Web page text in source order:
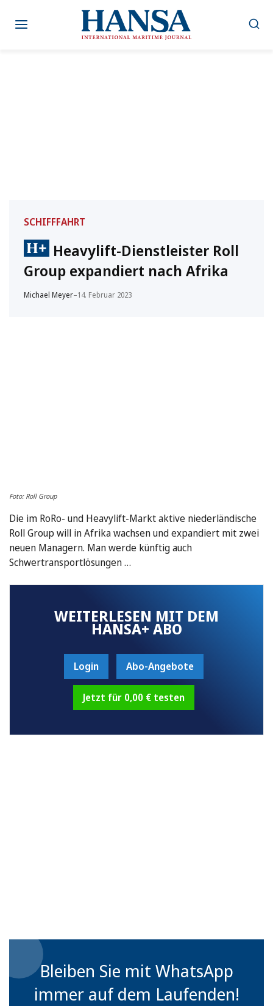
Inhalt
SCHIFFFAHRT
Heavylift-Dienstleister Roll
Group expandiert nach Afrika
Michael Meyer–14. Februar 2023
Foto: Roll Group
Die im RoRo- und Heavylift-Markt aktive niederländische
Roll Group will in Afrika wachsen und expandiert mit zwei
neuen Managern. Man werde künftig auch
Schwertransportlösungen …
WEITERLESEN MIT DEM
HANSA+ ABO
Login Abo-Angebote
Jetzt für 0,00 € testen
Bleiben Sie mit WhatsApp
immer auf dem Laufenden!